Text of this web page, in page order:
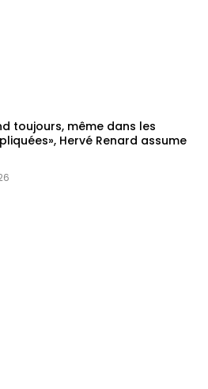
toujours, même dans les
Hervé Renard assume